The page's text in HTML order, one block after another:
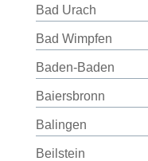
Bad Urach
Bad Wimpfen
Baden-Baden
Baiersbronn
Balingen
Beilstein